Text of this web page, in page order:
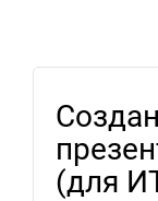
(для